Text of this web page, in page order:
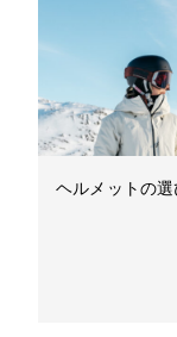
ヘルメットの選